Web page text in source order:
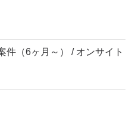
件（6ヶ月～） / オンサイト